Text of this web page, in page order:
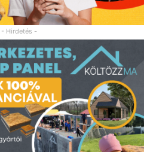
- Hirdetés -